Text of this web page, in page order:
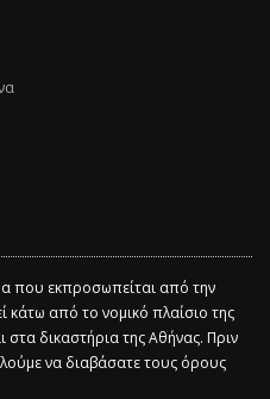
που εκπροσωπείται από την
κάτω από το νομικό πλαίσιο της
στα δικαστήρια της Αθήνας. Πριν
να διαβάσατε τους όρους